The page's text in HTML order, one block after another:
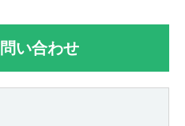
い合わせ